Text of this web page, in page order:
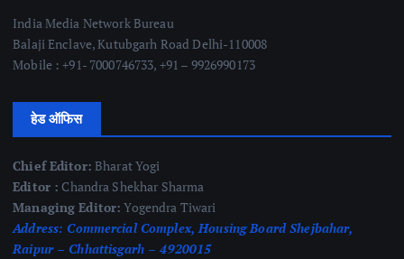
India Media Network Bureau
Balaji Enclave, Kutubgarh Road Delhi-110008
Mobile : +91- 7000746733, +91 – 9926990173
हेड ऑफिस
Chief Editor: Bharat Yogi
Editor : Chandra Shekhar Sharma
Managing Editor: Yogendra Tiwari
Address: Commercial Complex, Housing Board Shejbahar,
Raipur – Chhattisgarh – 4920015